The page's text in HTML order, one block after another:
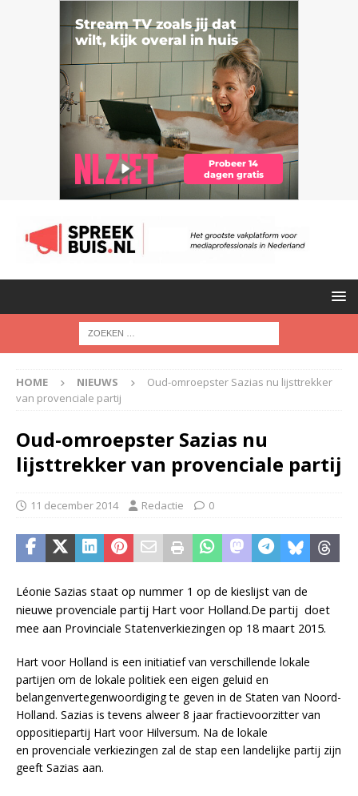
HOME NIEUWS
Oud-omroepster Sazias nu lijsttrekker
van provenciale partij
Oud-omroepster Sazias nu
lijsttrekker van provenciale partij
11 december 2014 Redactie 0
Léonie Sazias staat op nummer 1 op de kieslijst van de
nieuwe provenciale partij Hart voor Holland.De partij doet
mee aan Provinciale Statenverkiezingen op 18 maart 2015.
Hart voor Holland is een initiatief van verschillende lokale
partijen om de lokale politiek een eigen geluid en
belangenvertegenwoordiging te geven in de Staten van Noord-
Holland. Sazias is tevens alweer 8 jaar fractievoorzitter van
oppositiepartij Hart voor Hilversum. Na de lokale
en provenciale verkiezingen zal de stap een landelijke partij zijn
geeft Sazias aan.